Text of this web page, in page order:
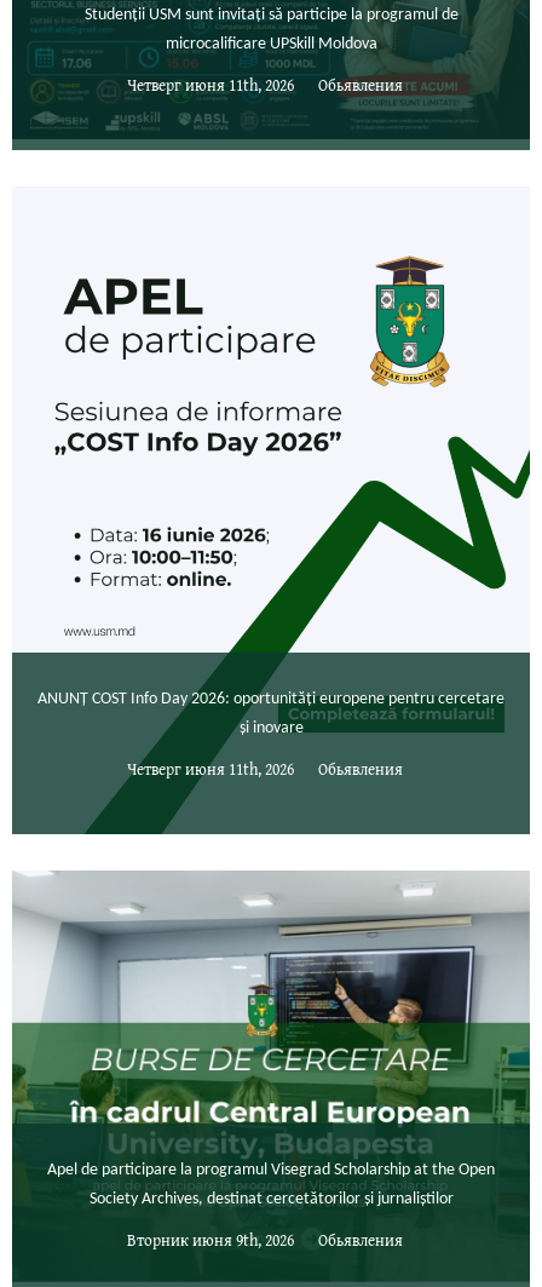
Studenții USM sunt invitați să participe la programul de
microcalificare UPSkill Moldova
Четверг июня 11th, 2026 Обьявления
ANUNȚ COST Info Day 2026: oportunități europene pentru cercetare
și inovare
Четверг июня 11th, 2026 Обьявления
Apel de participare la programul Visegrad Scholarship at the Open
Society Archives, destinat cercetătorilor și jurnaliștilor
Вторник июня 9th, 2026 Обьявления